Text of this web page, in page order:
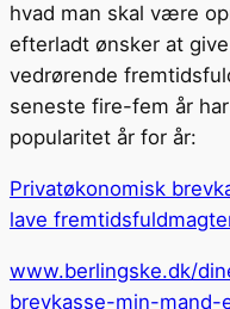
hvad man skal være
efterladt ønsker at
vedrørende
seneste fire-fem år
popularitet år for år:
Privatøkonomisk
lave
www.berlingske.dk/
brevkasse-min-